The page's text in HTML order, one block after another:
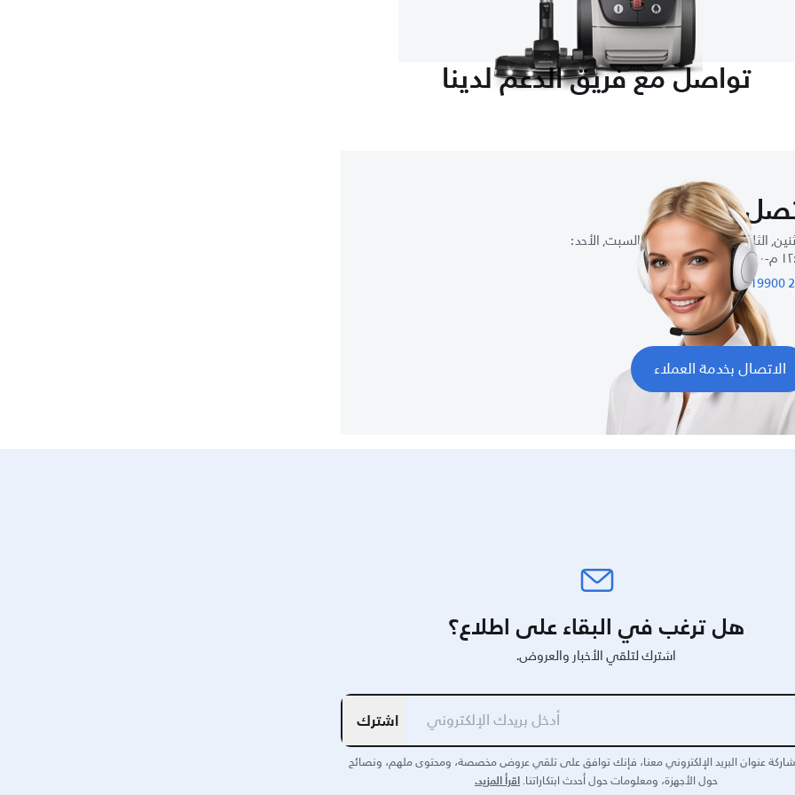
تواصل مع فريق الدعم لدينا
بنا
الثلاثاء, الأربعاء, الخميس, السبت, الأحد :
م
الاتصال بخدمة العملاء
هل ترغب في البقاء على اطلاع؟
اشترك لتلقي الأخبار والعروض.
اشترك
عنوان البريد الإلكتروني معنا، فإنك توافق على تلقي عروض مخصصة، ومحتوى ملهم، ونصائح
حول الأجهزة، ومعلومات حول أحدث ابتكاراتنا.اقرأ المزيد.